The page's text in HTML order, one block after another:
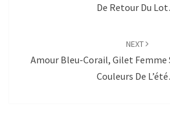
De Retour Du
NEXT
Amour Bleu-Corail, Gilet Femme
Couleurs De